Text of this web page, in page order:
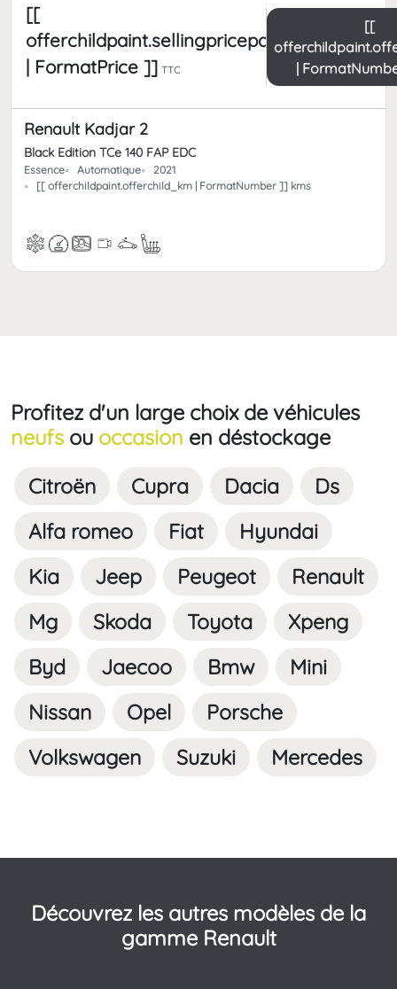
[[
offerchildpaint.sellingpricepart_ttc
| FormatPrice ]] TTC
[[
|
Renault Kadjar 2
Black Edition TCe 140 FAP EDC
Essence Automatique
2021
[[ offerchildpaint.offerchild_km | FormatNumber ]] kms
Profitez d'un large choix de véhicules
neufs ou occasion en déstockage
Citroën Cupra Dacia
Ds
Alfa romeo
Fiat
Hyundai
Kia
Jeep Peugeot
Renault
Mg
Skoda Toyota
Xpeng
Byd
Jaecoo Bmw
Mini
Nissan
Opel
Porsche
Volkswagen
Suzuki Mercedes
Découvrez les autres modèles de la
gamme Renault